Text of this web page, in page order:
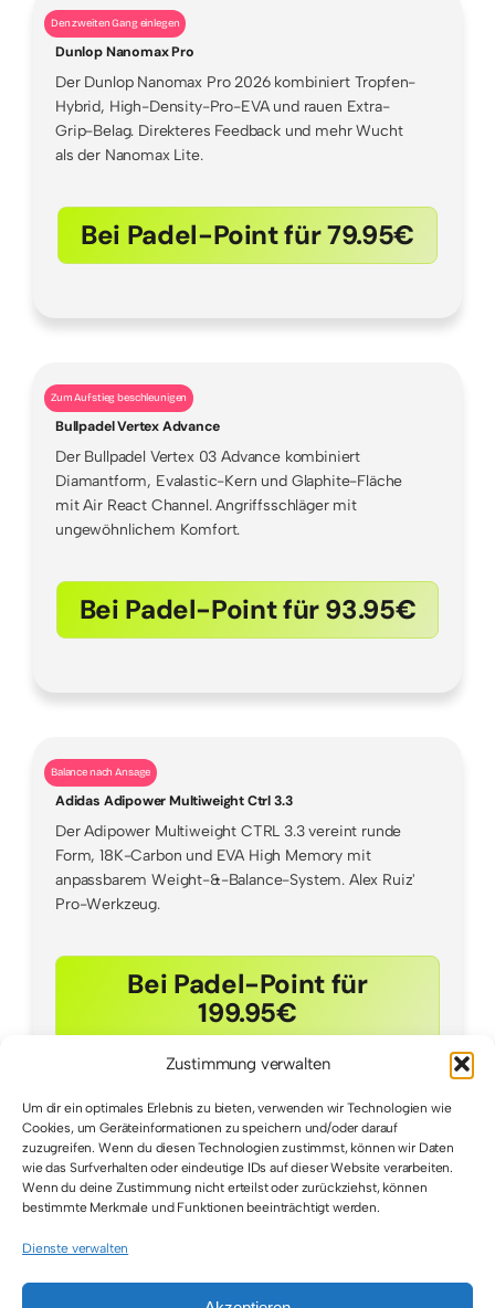
Zustimmung verwalten
Um dir ein optimales Erlebnis zu bieten, verwenden wir Technologien wie
Cookies, um Geräteinformationen zu speichern und/oder darauf
zuzugreifen. Wenn du diesen Technologien zustimmst, können wir Daten
wie das Surfverhalten oder eindeutige IDs auf dieser Website verarbeiten.
Wenn du deine Zustimmung nicht erteilst oder zurückziehst, können
bestimmte Merkmale und Funktionen beeinträchtigt werden.
Dienste verwalten
Den zweiten Gang einlegen
Dunlop Nanomax Pro
Der Dunlop Nanomax Pro 2026 kombiniert Tropfen-
Hybrid, High-Density-Pro-EVA und rauen Extra-
Grip-Belag. Direkteres Feedback und mehr Wucht
als der Nanomax Lite.
Bei Padel-Point für 79.95€
Zum Aufstieg beschleunigen
Bullpadel Vertex Advance
Der Bullpadel Vertex 03 Advance kombiniert
Diamantform, Evalastic-Kern und Glaphite-Fläche
mit Air React Channel. Angriffsschläger mit
ungewöhnlichem Komfort.
Bei Padel-Point für 93.95€
Balance nach Ansage
Adidas Adipower Multiweight Ctrl 3.3
Der Adipower Multiweight CTRL 3.3 vereint runde
Form, 18K-Carbon und EVA High Memory mit
anpassbarem Weight-&-Balance-System. Alex Ruiz'
Pro-Werkzeug.
Bei Padel-Point für
199.95€